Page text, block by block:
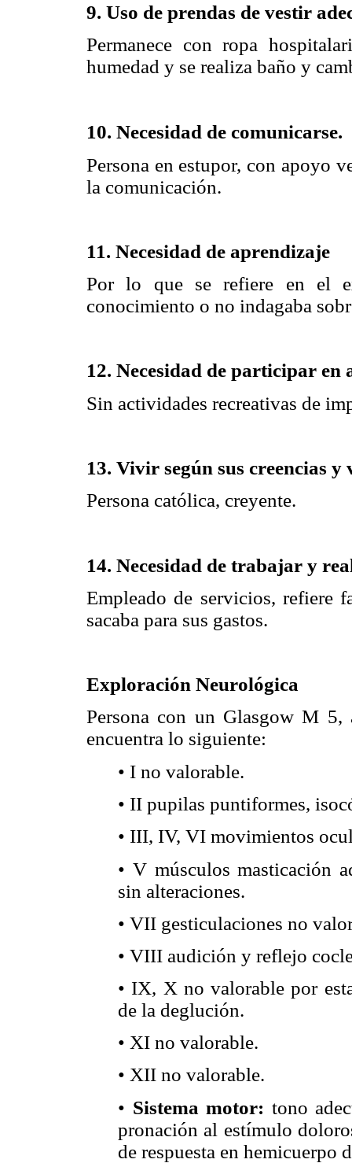
9. Uso de prendas de vestir
Permanece con ropa
humedad y se realiza baño y
10. Necesidad de comunicarse.
Persona en estupor, con apoyo
la comunicación.
11. Necesidad de aprendizaje
Por lo que se refiere en el
conocimiento o no indagaba
12. Necesidad de participar en
Sin actividades recreativas de
13. Vivir según sus creencias y
Persona católica, creyente.
14. Necesidad de trabajar y
Empleado de servicios, refiere
sacaba para sus gastos.
Exploración Neurológica
Persona con un Glasgow M 5,
encuentra lo siguiente:
• I no valorable.
• II pupilas puntiformes,
• III, IV, VI movimientos
• V músculos masticación
sin alteraciones.
• VII gesticulaciones no
• VIII audición y reflejo
• IX, X no valorable por
de la deglución.
• XI no valorable.
• XII no valorable.
• Sistema motor: tono
pronación al estímulo
de respuesta en